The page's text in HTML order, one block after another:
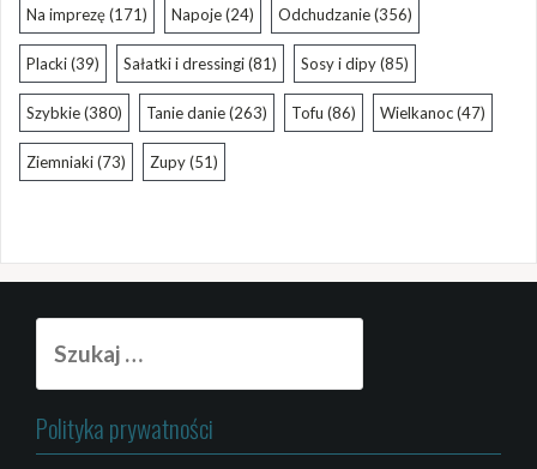
Na imprezę(171) Napoje(24) Odchudzanie(356)
Placki(39) Sałatki i dressingi(81) Sosy i dipy(85)
Szybkie(380) Tanie danie(263) Tofu (86) Wielkanoc(47)
Ziemniaki(73) Zupy(51)
Polityka prywatności